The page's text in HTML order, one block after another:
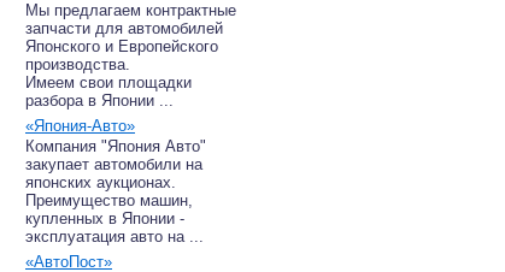
Мы предлагаем контрактные
запчасти для автомобилей
Японского и Европейского
производства.
Имеем свои площадки
разбора в Японии ...
«Япония-Авто»
Компания "Япония Авто"
закупает автомобили на
японских аукционах.
Преимущество машин,
купленных в Японии -
эксплуатация авто на ...
«АвтоПост»